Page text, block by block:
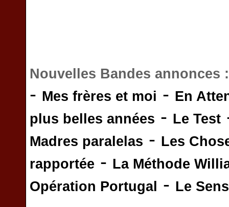
Nouvelles Bandes annonces
- Mes frères et moi - En
plus belles années - Le Test
Madres paralelas - Les
rapportée - La Méthode
Opération Portugal
- Le